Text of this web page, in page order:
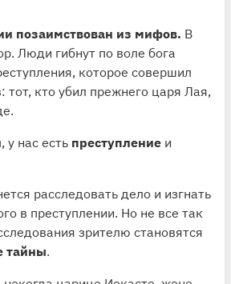
позаимствован из мифов. В
Люди гибнут по воле бога
которое совершил
тот, кто убил прежнего царя Лая,
нас есть преступление и
расследовать дело и изгнать
в преступлении. Но не все так
зрителю становятся
тайны.